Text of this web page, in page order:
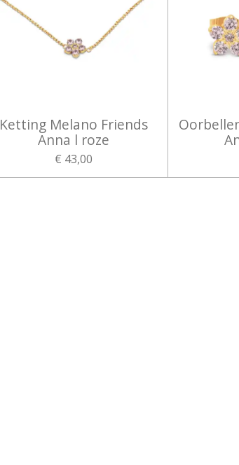
Ketting Melano Friends
Anna l roze
€ 43,00